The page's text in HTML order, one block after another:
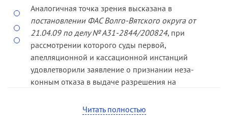
соответствующих разрешений на строительство
и ввод объ­екта в эксплуатацию, дело по иску о
признании права собственности на
самовольную постройку направлено на новое
рассмотрение.
Аналогичная точка зрения высказана в
постановлении ФАС Волго-­Вятского округа от
21.04.09 по делу № А31-­2844/2008­24, при
рассмотрении которого суды первой,
апелляционной и касса­ционной инстанций
удовлетворили заявление о признании неза­
конным отказа в выдаче разрешения на
законодательством не предусмотрен отказ в
выдаче разрешения на строительство по тому
Читать полностью